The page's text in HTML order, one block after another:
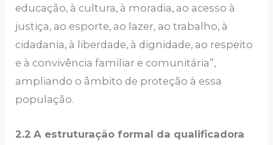
educação, à cultura, à moradia, ao acesso à
justiça, ao esporte, ao lazer, ao trabalho, à
cidadania, à liberdade, à dignidade, ao respeito
e à convivência familiar e comunitária”,
ampliando o âmbito de proteção à essa
população.
2.2 A estruturação formal da qualificadora